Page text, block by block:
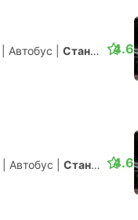
Автобус Стандарт с конд. 4.6
Автобус Стандарт с конд. 4.6